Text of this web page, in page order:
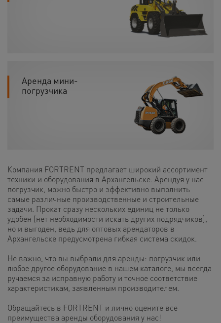
Аренда мини-
погрузчика
Компания FORTRENT предлагает широкий ассортимент
техники и оборудования в Архангельске. Арендуя у нас
погрузчик, можно быстро и эффективно выполнить
самые различные производственные и строительные
задачи. Прокат сразу нескольких единиц не только
удобен (нет необходимости искать других подрядчиков),
но и выгоден, ведь для оптовых арендаторов в
Архангельске предусмотрена гибкая система скидок.
Не важно, что вы выбрали для аренды: погрузчик или
любое другое оборудование в нашем каталоге, мы всегда
ручаемся за исправную работу и точное соответствие
характеристикам, заявленным производителем.
Обращайтесь в FORTRENT и лично оцените все
преимущества аренды оборудования у нас!